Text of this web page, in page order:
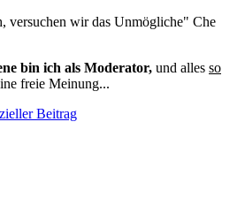
versuchen wir das Unmögliche" Che
bin ich als Moderator, und alles so
freie Meinung...
Beitrag